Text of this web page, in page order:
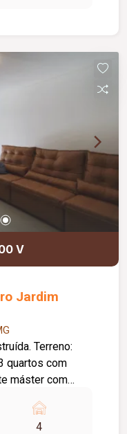
V
Jardim
máster com
social; Cozinha
Lavanderia;
4